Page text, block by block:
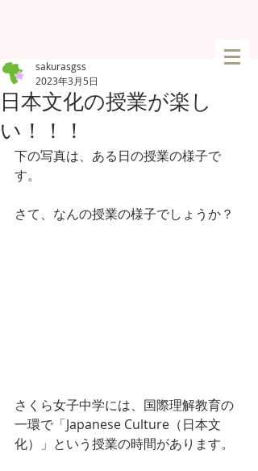
日本文化の授業が楽し
い！！！
sakurasgss
2023年3月5日
下の写真は、ある日の授業の様子で
す。
さて、なんの授業の様子でしょうか？
さくら女子中学には、国際理解教育の
一環で「Japanese Culture（日本文
化）」という授業の時間があります。